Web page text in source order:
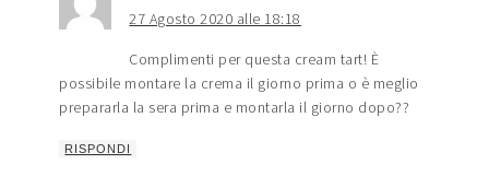
27 Agosto 2020 alle 18:18
Complimenti per questa cream tart! È
possibile montare la crema il giorno prima o è meglio
prepararla la sera prima e montarla il giorno dopo??
RISPONDI